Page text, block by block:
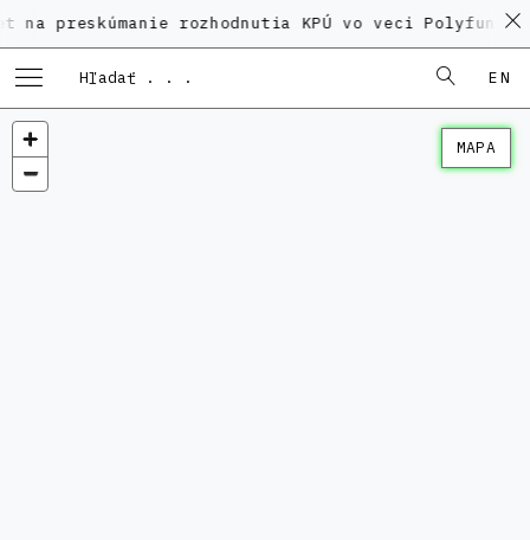
rozhodnutia KPÚ vo veci Polyfunkčného
EN
MAPA